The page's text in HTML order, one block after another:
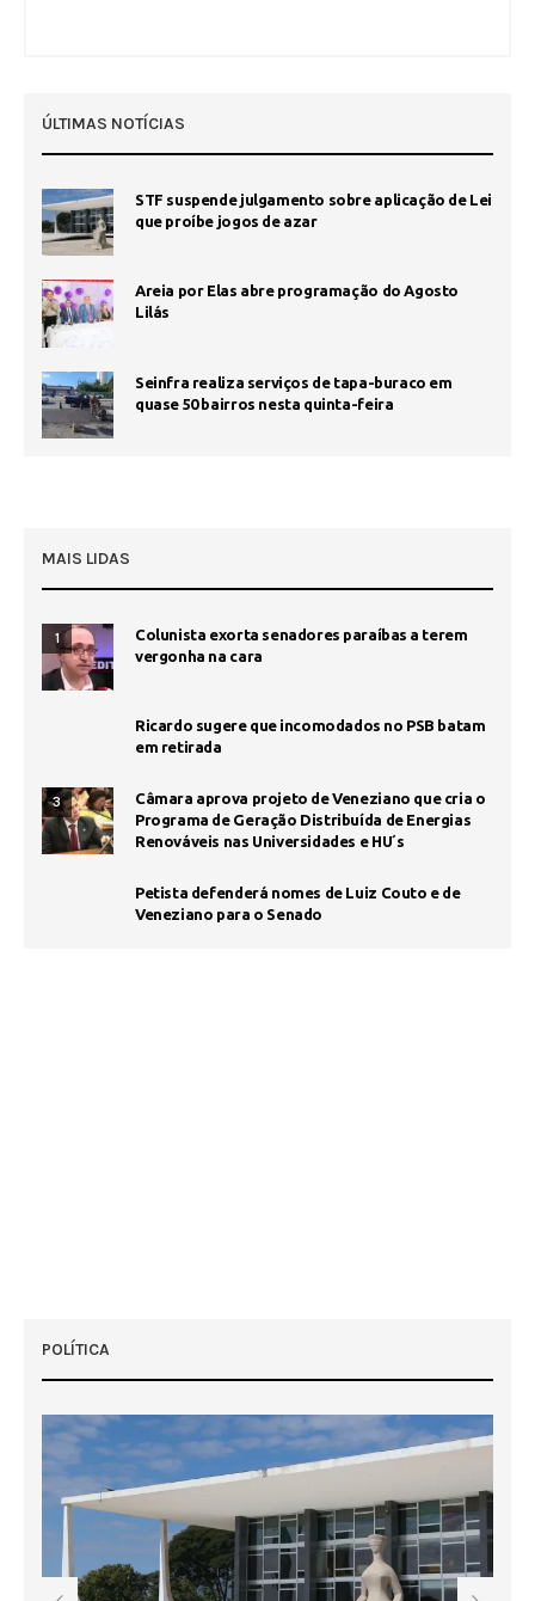
ÚLTIMAS NOTÍCIAS
STF suspende julgamento sobre aplicação de Lei
que proíbe jogos de azar
Areia por Elas abre programação do Agosto
Lilás
Seinfra realiza serviços de tapa-buraco em
quase 50 bairros nesta quinta-feira
MAIS LIDAS
1
Colunista exorta senadores paraíbas a terem
vergonha na cara
Ricardo sugere que incomodados no PSB batam
em retirada
3
Câmara aprova projeto de Veneziano que cria o
Programa de Geração Distribuída de Energias
Renováveis nas Universidades e HU´s
Petista defenderá nomes de Luiz Couto e de
Veneziano para o Senado
POLÍTICA